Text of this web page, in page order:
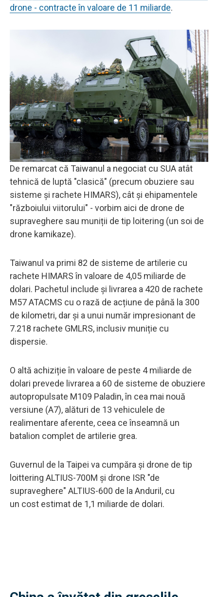
drone - contracte în valoare de 11 miliarde.
De remarcat că Taiwanul a negociat cu SUA atât
tehnică de luptă "clasică" (precum obuziere sau
sisteme și rachete HIMARS), cât și ehipamentele
"războiului viitorului" - vorbim aici de drone de
supraveghere sau muniții de tip loitering (un soi de
drone kamikaze).
Taiwanul va primi 82 de sisteme de artilerie cu
rachete HIMARS în valoare de 4,05 miliarde de
dolari. Pachetul include și livrarea a 420 de rachete
M57 ATACMS cu o rază de acțiune de până la 300
de kilometri, dar și a unui număr impresionant de
7.218 rachete GMLRS, inclusiv muniție cu
dispersie.
O altă achiziție în valoare de peste 4 miliarde de
dolari prevede livrarea a 60 de sisteme de obuziere
autopropulsate M109 Paladin, în cea mai nouă
versiune (A7), alături de 13 vehiculele de
realimentare aferente, ceea ce înseamnă un
batalion complet de artilerie grea.
Guvernul de la Taipei va cumpăra și drone de tip
loittering ALTIUS-700M și drone ISR "de
supraveghere" ALTIUS-600 de la Anduril, cu
un cost estimat de 1,1 miliarde de dolari.